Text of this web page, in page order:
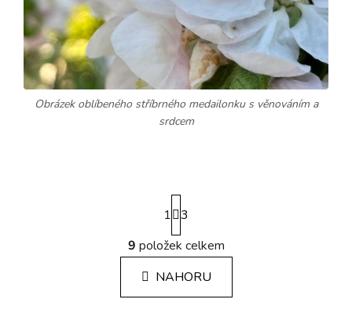
Obrázek oblíbeného stříbrného medailonku s věnováním a
srdcem
Ovládací prvky výpisu
1 3
9 položek celkem
NAHORU